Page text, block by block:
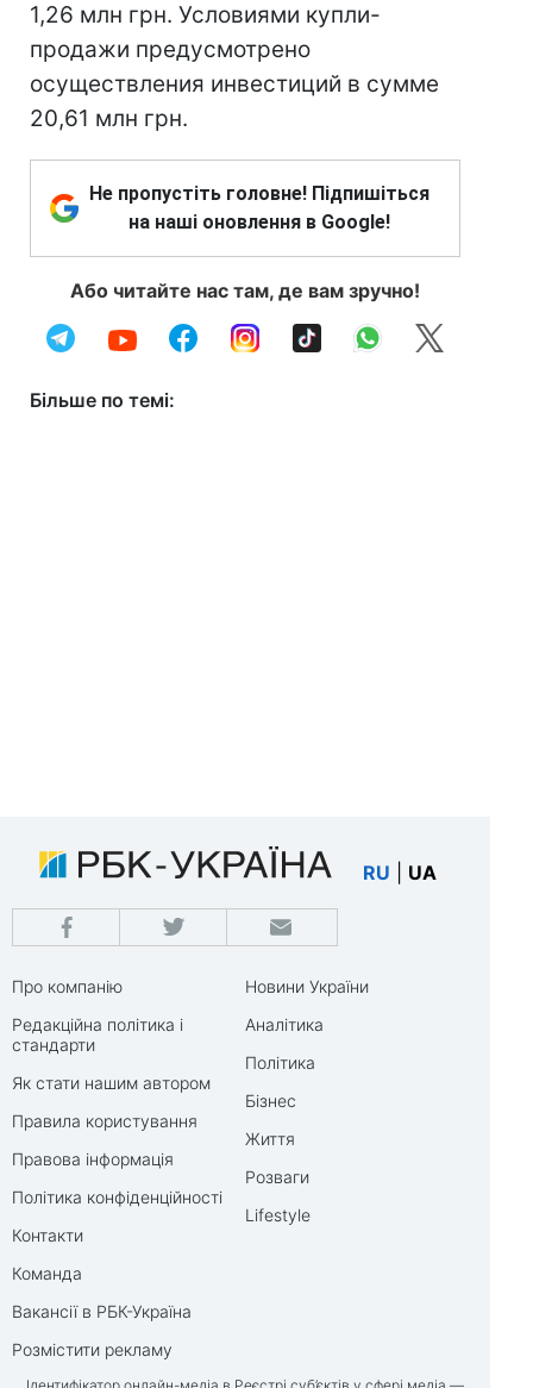
1,26 млн грн. Условиями купли-
продажи предусмотрено
осуществления инвестиций в сумме
20,61 млн грн.
Не пропустіть головне! Підпишіться
на наші оновлення в Google!
Або читайте нас там, де вам зручно!
Більше по темі:
RU UA
Про компанію
Редакційна політика і
стандарти
Як стати нашим автором
Правила користування
Правова інформація
Політика конфіденційності
Контакти
Команда
Вакансії в РБК-Україна
Розмістити рекламу
Новини України
Аналітика
Політика
Бізнес
Життя
Розваги
Lifestyle